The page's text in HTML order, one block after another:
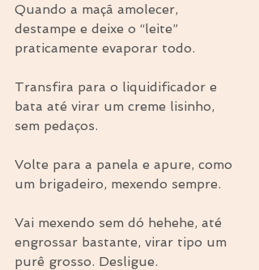
Quando a maçã amolecer,
destampe e deixe o “leite”
praticamente evaporar todo.
Transfira para o liquidificador e
bata até virar um creme lisinho,
sem pedaços.
Volte para a panela e apure, como
um brigadeiro, mexendo sempre.
Vai mexendo sem dó hehehe, até
engrossar bastante, virar tipo um
purê grosso. Desligue.